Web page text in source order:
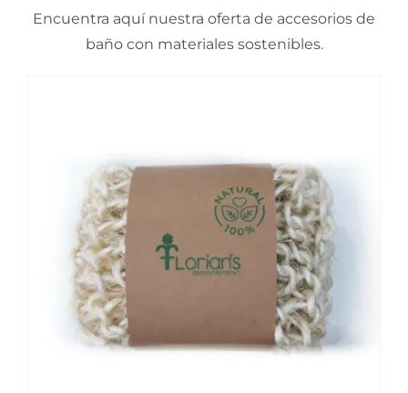
Encuentra aquí nuestra oferta de accesorios de
baño con materiales sostenibles.